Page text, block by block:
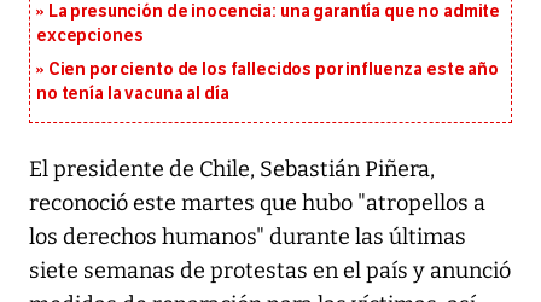
La presunción de inocencia: una garantía que no admite
excepciones
Cien por ciento de los fallecidos por influenza este año
no tenía la vacuna al día
El presidente de Chile, Sebastián Piñera,
reconoció este martes que hubo "atropellos a
los derechos humanos" durante las últimas
siete semanas de protestas en el país y anunció